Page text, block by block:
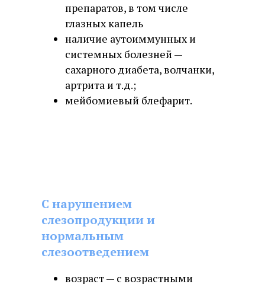
препаратов, в том числе
глазных капель
наличие аутоиммунных и
системных болезней —
сахарного диабета, волчанки,
артрита и т.д.;
мейбомиевый блефарит.
С нарушением
слезопродукции и
нормальным
слезоотведением
возраст — с возрастными